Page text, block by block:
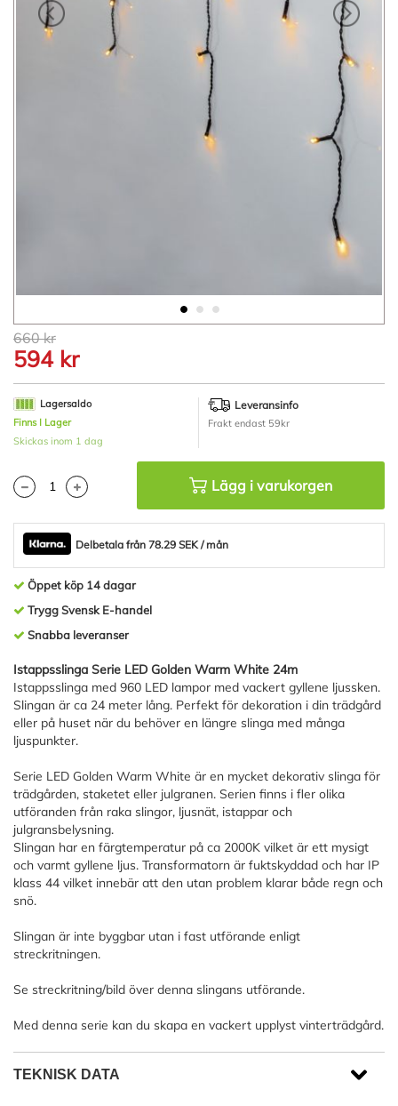
Hoppa
till
början
av
bildgalleriet
660 kr
594 kr
Lagersaldo
Finns I Lager
Skickas inom 1 dag
Leveransinfo
Frakt endast 59kr
Lägg i varukorgen
Delbetala från 78.29 SEK / mån
Öppet köp 14 dagar
Trygg Svensk E-handel
Snabba leveranser
Istappsslinga Serie LED Golden Warm White 24m
Istappsslinga med 960 LED lampor med vackert gyllene ljussken.
Slingan är ca 24 meter lång. Perfekt för dekoration i din trädgård
eller på huset när du behöver en längre slinga med många
ljuspunkter.
Serie LED Golden Warm White är en mycket dekorativ slinga för
trädgården, staketet eller julgranen. Serien finns i fler olika
utföranden från raka slingor, ljusnät, istappar och
julgransbelysning.
Slingan har en färgtemperatur på ca 2000K vilket är ett mysigt
och varmt gyllene ljus. Transformatorn är fuktskyddad och har IP
klass 44 vilket innebär att den utan problem klarar både regn och
snö.
Slingan är inte byggbar utan i fast utförande enligt
streckritningen.
Se streckritning/bild över denna slingans utförande.
Med denna serie kan du skapa en vackert upplyst vinterträdgård.
TEKNISK DATA